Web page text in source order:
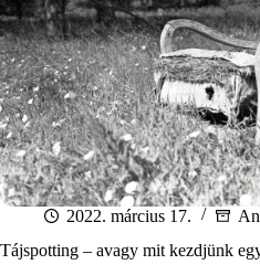
2022. március 17.
Tájspotting – avagy mit kezdjünk